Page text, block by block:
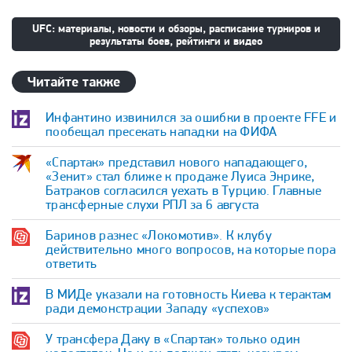
UFC: материалы, новости и обзоры, расписание турниров и
результаты боев, рейтинги и видео
Читайте также
Инфантино извинился за ошибки в проекте FFE и
пообещал пресекать нападки на ФИФА
«Спартак» представил нового нападающего,
«Зенит» стал ближе к продаже Луиса Энрике,
Батраков согласился уехать в Турцию. Главные
трансферные слухи РПЛ за 6 августа
Баринов разнес «Локомотив». К клубу
действительно много вопросов, на которые пора
ответить
В МИДе указали на готовность Киева к терактам
ради демонстрации Западу «успехов»
У трансфера Даку в «Спартак» только один